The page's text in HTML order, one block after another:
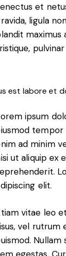
et
ligula
maximus
est labore et
ipsum
tempor
ad minim
ut aliquip ex
elit.
vitae leo
vel rutrum